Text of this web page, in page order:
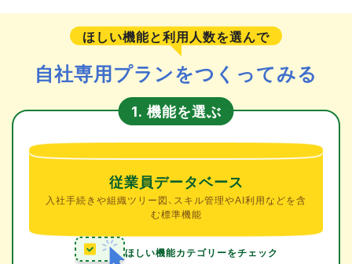
ほしい機能と利用人数を選んで
自社専用プランをつくってみる
1. 機能を選ぶ
従業員データベース
入社手続きや組織ツリー図、スキル管理やAI利用などを含
む標準機能
ほしい機能カテゴリーをチェック